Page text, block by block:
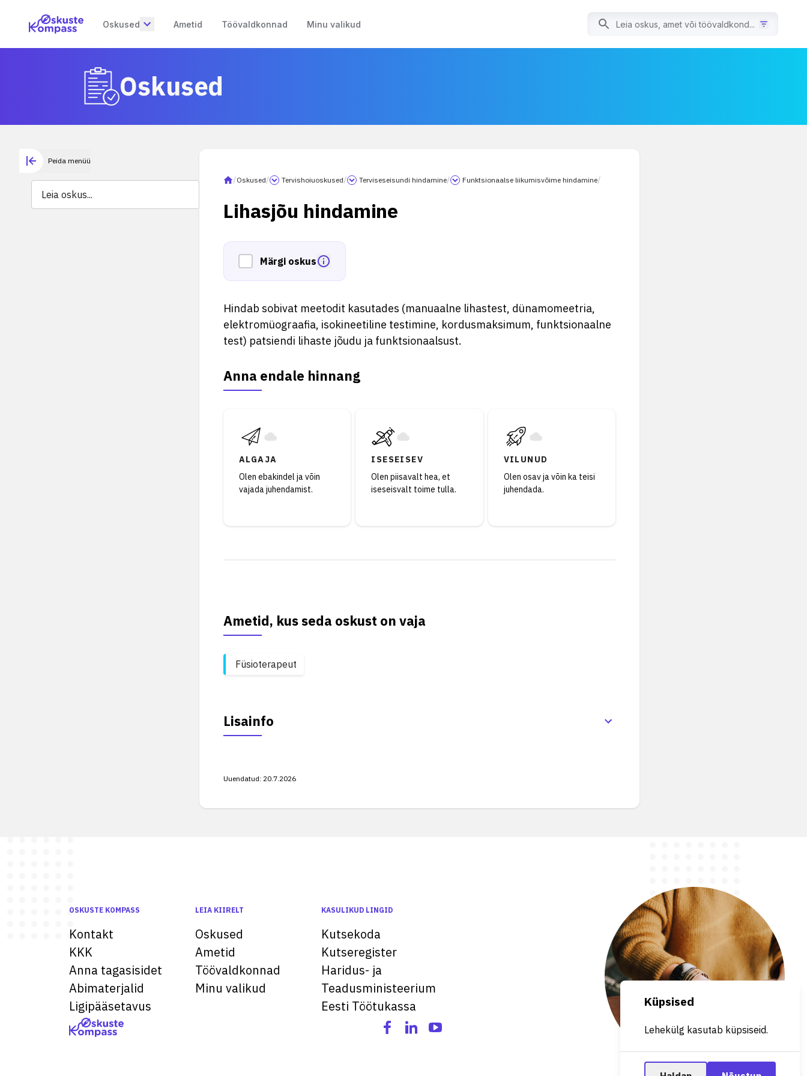
Oskused Ametid Töövaldkonnad Minu valikud
Oskused
Peida menüü
/Oskused/ Tervishoiuoskused/ Terviseseisundi hindamine/ Funktsionaalse liikumisvõime hindamine/
Lihasjõu hindamine
Märgi oskus
Hindab sobivat meetodit kasutades (manuaalne lihastest, dünamomeetria,
elektromüograafia, isokineetiline testimine, kordusmaksimum, funktsionaalne
test) patsiendi lihaste jõudu ja funktsionaalsust.
Anna endale hinnang
ALGAJA
Olen ebakindel ja võin
vajada juhendamist.
ISESEISEV
Olen piisavalt hea, et
iseseisvalt toime tulla.
VILUNUD
Olen osav ja võin ka teisi
juhendada.
Ametid, kus seda oskust on vaja
Füsioterapeut
Lisainfo
Uuendatud: 20.7.2026
OSKUSTE KOMPASS
Kontakt
KKK
Anna tagasisidet
Abimaterjalid
Ligipääsetavus
LEIA KIIRELT
Oskused
Ametid
Töövaldkonnad
Minu valikud
KASULIKUD LINGID
Kutsekoda
Kutseregister
Haridus- ja
Teadusministeerium
Eesti Töötukassa
Küpsised
Lehekülg kasutab küpsiseid.